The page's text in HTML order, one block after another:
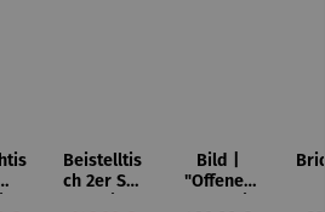
Beistelltis
ch 2er Set
Bild |
"Offenes